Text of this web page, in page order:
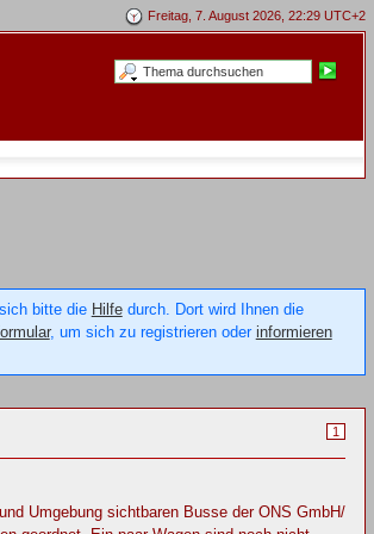
Freitag, 7. August 2026, 22:29 UTC+2
bitte die Hilfedurch. Dort wird Ihnen die
, um sich zu registrieren oder informieren
1
Umgebung sichtbaren Busse der ONS GmbH/